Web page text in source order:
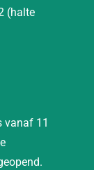
(halte
vanaf 11